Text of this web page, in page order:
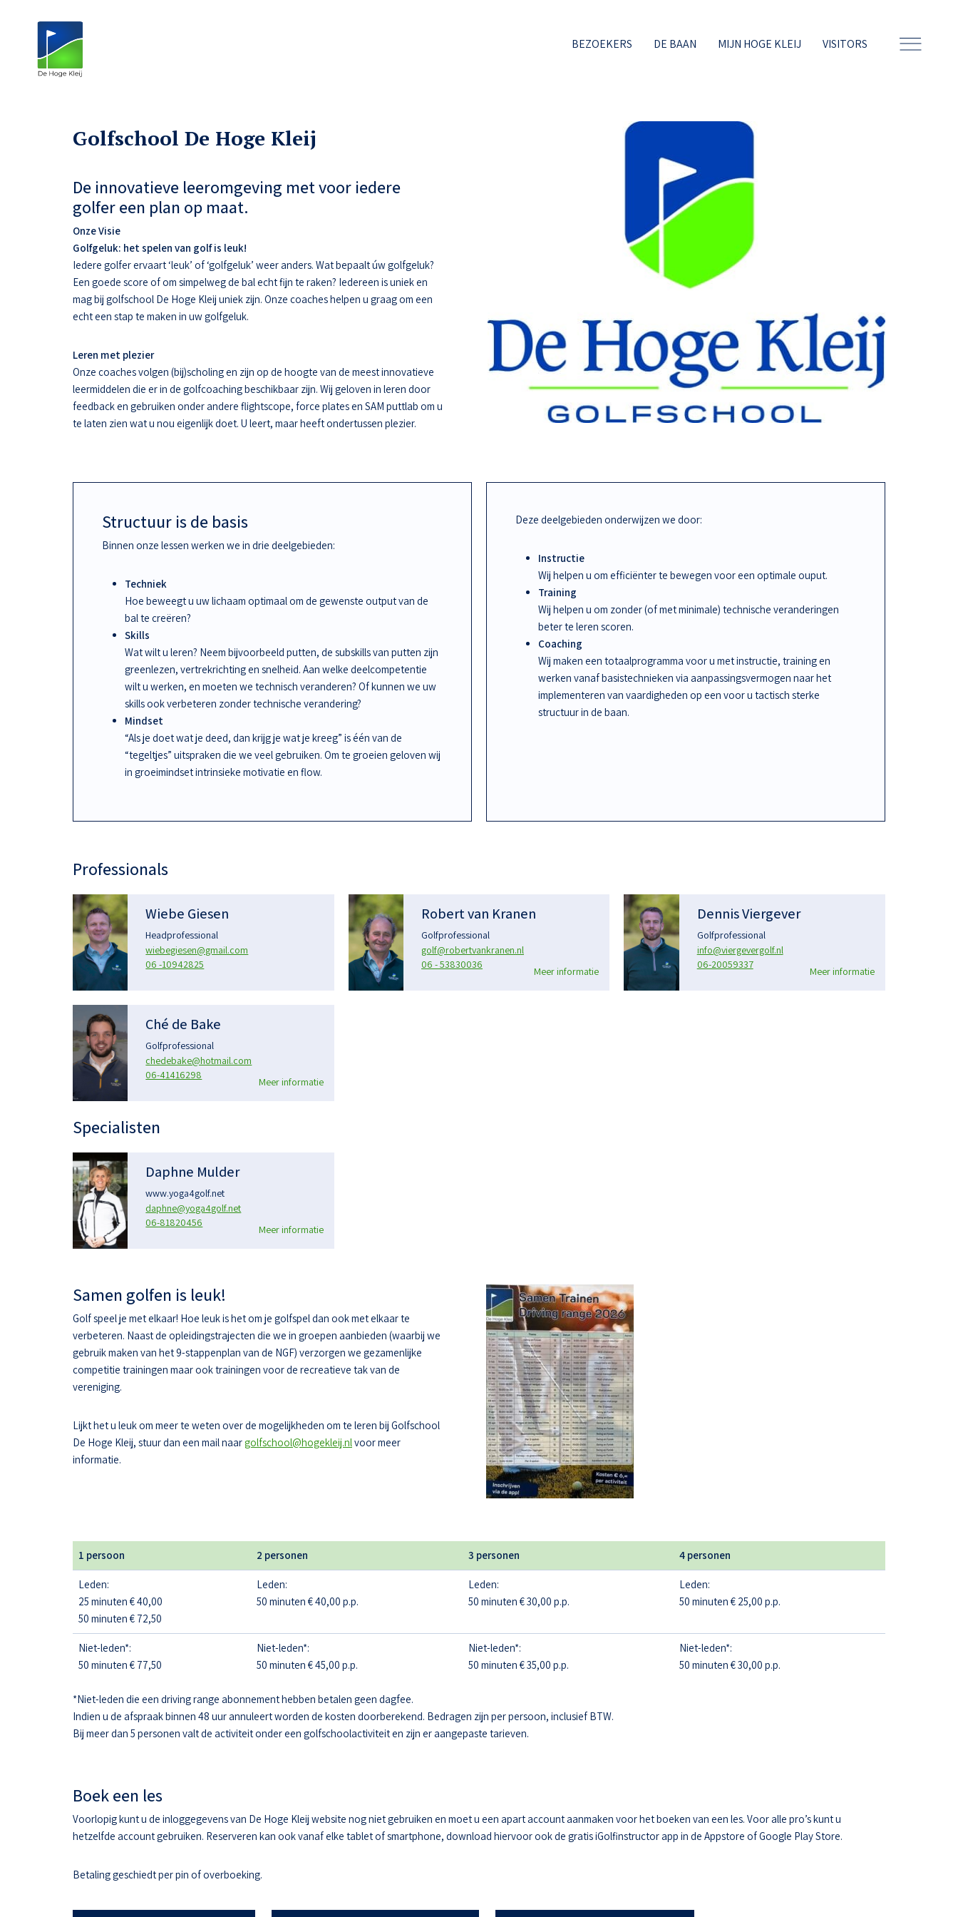
BEZOEKERS DE BAAN MIJN HOGE KLEIJ VISITORS
Golfschool De Hoge Kleij
De innovatieve leeromgeving met voor iedere
golfer een plan op maat.
Onze Visie
Golfgeluk: het spelen van golf is leuk!
Iedere golfer ervaart ‘leuk’ of ‘golfgeluk’ weer anders. Wat bepaalt úw golfgeluk?
Een goede score of om simpelweg de bal echt fijn te raken? Iedereen is uniek en
mag bij golfschool De Hoge Kleij uniek zijn. Onze coaches helpen u graag om een
echt een stap te maken in uw golfgeluk.
Leren met plezier
Onze coaches volgen (bij)scholing en zijn op de hoogte van de meest innovatieve
leermiddelen die er in de golfcoaching beschikbaar zijn. Wij geloven in leren door
feedback en gebruiken onder andere flightscope, force plates en SAM puttlab om u
te laten zien wat u nou eigenlijk doet. U leert, maar heeft ondertussen plezier.
Structuur is de basis
Binnen onze lessen werken we in drie deelgebieden:
Techniek
Hoe beweegt u uw lichaam optimaal om de gewenste output van de
bal te creëren?
Skills
Wat wilt u leren? Neem bijvoorbeeld putten, de subskills van putten zijn
greenlezen, vertrekrichting en snelheid. Aan welke deelcompetentie
wilt u werken, en moeten we technisch veranderen? Of kunnen we uw
skills ook verbeteren zonder technische verandering?
Mindset
“Als je doet wat je deed, dan krijg je wat je kreeg” is één van de
“tegeltjes” uitspraken die we veel gebruiken. Om te groeien geloven wij
in groeimindset intrinsieke motivatie en flow.
Deze deelgebieden onderwijzen we door:
Instructie
Wij helpen u om efficiënter te bewegen voor een optimale ouput.
Training
Wij helpen u om zonder (of met minimale) technische veranderingen
beter te leren scoren.
Coaching
Wij maken een totaalprogramma voor u met instructie, training en
werken vanaf basistechnieken via aanpassingsvermogen naar het
implementeren van vaardigheden op een voor u tactisch sterke
structuur in de baan.
Professionals
Wiebe Giesen
Headprofessional
wiebegiesen@gmail.com
06 -10942825
Robert van Kranen
Golfprofessional
golf@robertvankranen.nl
06 - 53830036
Meer informatie
Dennis Viergever
Golfprofessional
info@viergevergolf.nl
06-20059337
Meer informatie
Ché de Bake
Golfprofessional
chedebake@hotmail.com
06-41416298
Meer informatie
Specialisten
Daphne Mulder
www.yoga4golf.net
daphne@yoga4golf.net
06-81820456
Meer informatie
Samen golfen is leuk!
Golf speel je met elkaar! Hoe leuk is het om je golfspel dan ook met elkaar te
verbeteren. Naast de opleidingstrajecten die we in groepen aanbieden (waarbij we
gebruik maken van het 9-stappenplan van de NGF) verzorgen we gezamenlijke
competitie trainingen maar ook trainingen voor de recreatieve tak van de
vereniging.
Lijkt het u leuk om meer te weten over de mogelijkheden om te leren bij Golfschool
De Hoge Kleij, stuur dan een mail naargolfschool@hogekleij.nlvoor meer
informatie.
1 persoon 2 personen 3 personen 4 personen
Leden:
25 minuten € 40,00
50 minuten € 72,50
Leden:
50 minuten € 40,00 p.p.
Leden:
50 minuten € 30,00 p.p.
Leden:
50 minuten € 25,00 p.p.
Niet-leden*:
50 minuten € 77,50
Niet-leden*:
50 minuten € 45,00 p.p.
Niet-leden*:
50 minuten € 35,00 p.p.
Niet-leden*:
50 minuten € 30,00 p.p.
*Niet-leden die een driving range abonnement hebben betalen geen dagfee.
Indien u de afspraak binnen 48 uur annuleert worden de kosten doorberekend. Bedragen zijn per persoon, inclusief BTW.
Bij meer dan 5 personen valt de activiteit onder een golfschoolactiviteit en zijn er aangepaste tarieven.
Boek een les
Voorlopig kunt u de inloggegevens van De Hoge Kleij website nog niet gebruiken en moet u een apart account aanmaken voor het boeken van een les. Voor alle pro’s kunt u
hetzelfde account gebruiken. Reserveren kan ook vanaf elke tablet of smartphone, download hiervoor ook de gratis iGolfinstructor app in de Appstore of Google Play Store.
Betaling geschiedt per pin of overboeking.